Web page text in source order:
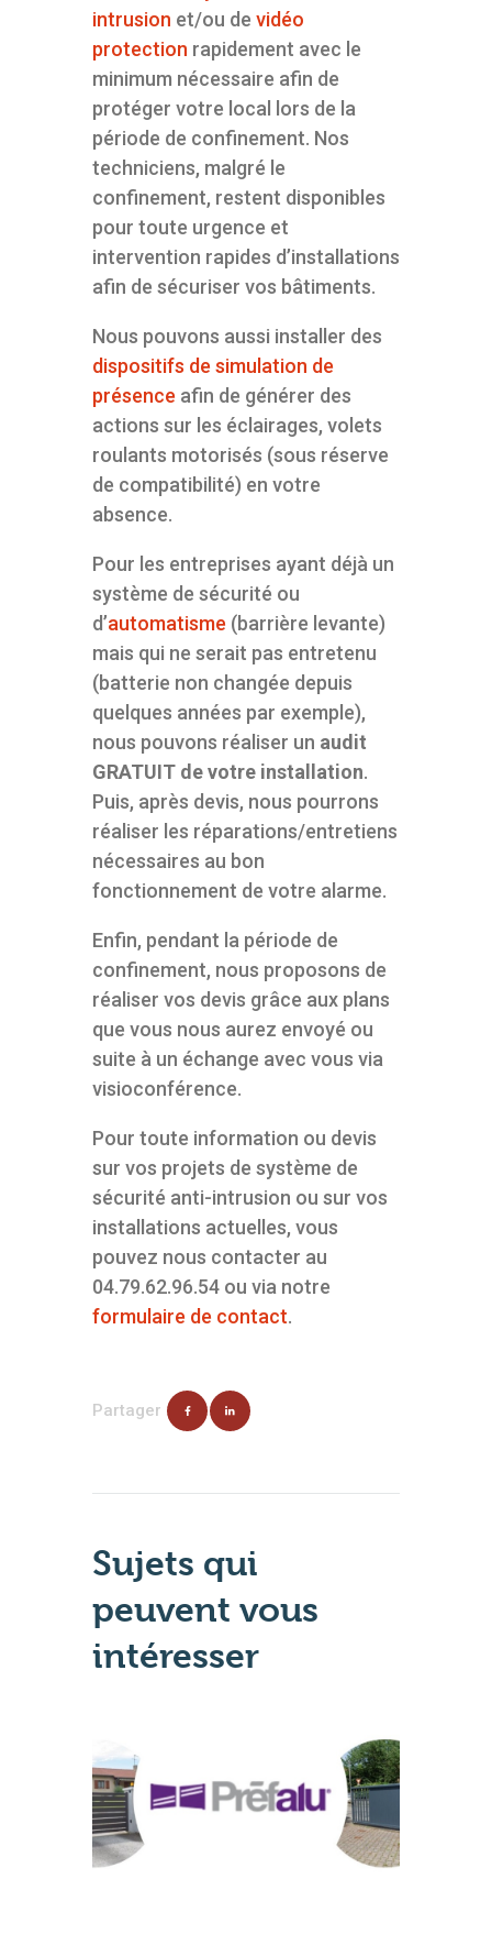
intrusion et/ou de vidéo
protection rapidement avec le
minimum nécessaire afin de
protéger votre local lors de la
période de confinement. Nos
techniciens, malgré le
confinement, restent disponibles
pour toute urgence et
intervention rapides d’installations
afin de sécuriser vos bâtiments.
Nous pouvons aussi installer des
dispositifs de simulation de
présence afin de générer des
actions sur les éclairages, volets
roulants motorisés (sous réserve
de compatibilité) en votre
absence.
Pour les entreprises ayant déjà un
système de sécurité ou
d’automatisme (barrière levante)
mais qui ne serait pas entretenu
(batterie non changée depuis
quelques années par exemple),
nous pouvons réaliser un audit
GRATUIT de votre installation.
Puis, après devis, nous pourrons
réaliser les réparations/entretiens
nécessaires au bon
fonctionnement de votre alarme.
Enfin, pendant la période de
confinement, nous proposons de
réaliser vos devis grâce aux plans
que vous nous aurez envoyé ou
suite à un échange avec vous via
visioconférence.
Pour toute information ou devis
sur vos projets de système de
sécurité anti-intrusion ou sur vos
installations actuelles, vous
pouvez nous contacter au
04.79.62.96.54 ou via notre
formulaire de contact.
Partager
Sujets qui
peuvent vous
intéresser